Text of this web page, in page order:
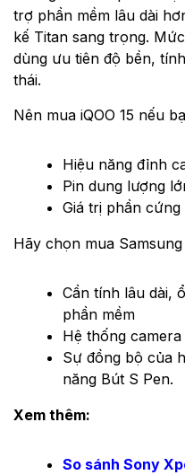
trợ phần mềm lâu dài
kế Titan sang trọng.
dùng ưu tiên độ bền,
thái.
Nên mua iQOO 15 nếu
Hiệu năng đỉnh
Pin dung lượng
Giá trị phần
Hãy chọn mua
Cần tính lâu dài,
phần mềm
Hệ thống
Sự đồng bộ của
năng Bút S Pen.
Xem thêm:
So sánh Sony